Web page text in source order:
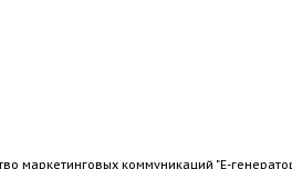
маркетинговых коммуникаций "Е-